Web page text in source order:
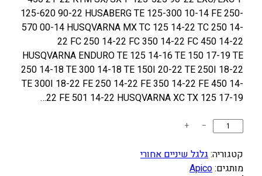
ה
מ
ק
ו
ר
ה
:
3
ה
נ
ו
כ
ח
י
ה
:
125-620 90-22 HUSABERG TE 125-300 10-14 FE 250-
570 00-14 HUSQVARNA MX TC 125 14-22 TC 250 14-
22 FC 250 14-22 FC 350 14-22 FC 450 14-22
HUSQVARNA ENDURO TE 125 14-16 TE 150 17-19 TE
250 14-18 TE 300 14-18 TE 150I 20-22 TE 250I 18-22
TE 300I 18-22 FE 250 14-22 FE 350 14-22 FE 450 14-
22 FE 501 14-22 HUSQVARNA XC TX 125 17-19…
ו
ת
−
+
קטגוריה:גלגל שיניים אחורי
מותגים:Apico